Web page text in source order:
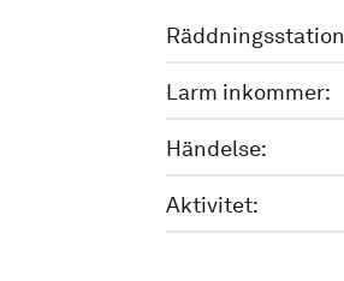
Larm inkommer:
Händelse:
Aktivitet: